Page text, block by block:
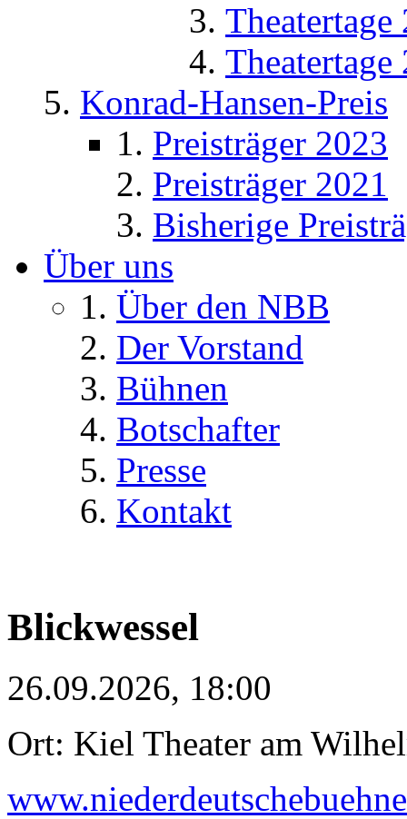
Theatertage
Theatertage
Konrad-Hansen-Preis
Preisträger 2023
Preisträger 2021
Bisherige
Über uns
Über den NBB
Der Vorstand
Bühnen
Botschafter
Presse
Kontakt
Blickwessel
26.09.2026, 18:00
Ort: Kiel Theater am